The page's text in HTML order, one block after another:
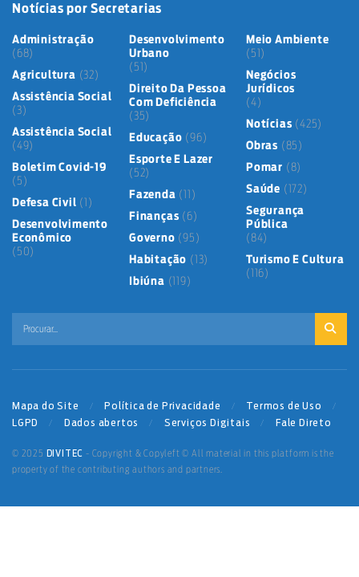
Notícias por Secretarias
Administração
(68)
Agricultura (32)
Assistência Social
(3)
Assistência Social
(49)
Boletim Covid-19
(5)
Defesa Civil (1)
Desenvolvimento
Econômico
(50)
Desenvolvimento
Urbano
(51)
Direito Da Pessoa
Com Deficiência
(35)
Educação (96)
Esporte E Lazer
(52)
Fazenda (11)
Finanças (6)
Governo (95)
Habitação (13)
Ibiúna (119)
Meio Ambiente
(51)
Negócios
Jurídicos
(4)
Notícias (425)
Obras (85)
Pomar (8)
Saúde (172)
Segurança
Pública
(84)
Turismo E Cultura
(116)
Mapa do Site Política de Privacidade
Termos de Uso
LGPD
Dados abertos Serviços Digitais Fale Direto
© 2025 DIVITEC - Copyright & Copyleft © All material in this platform is the
property of the contributing authors and partners.